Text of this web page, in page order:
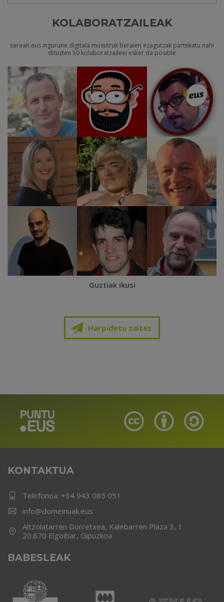
KOLABORATZAILEAK
sarean.eus ingurune digitala musutruk beraien ezagutzak partekatu nahi
dituzten 50 kolaboratzaileei esker da posible
Guztiak ikusi
Harpidetu zaitez
KONTAKTUA
Telefonoa: +34 943 085 051
info@domeinuak.eus
Altzolatarren Dorretxea, Kalebarren Plaza 3, 1
20.870 Elgoibar, Gipuzkoa
BABESLEAK